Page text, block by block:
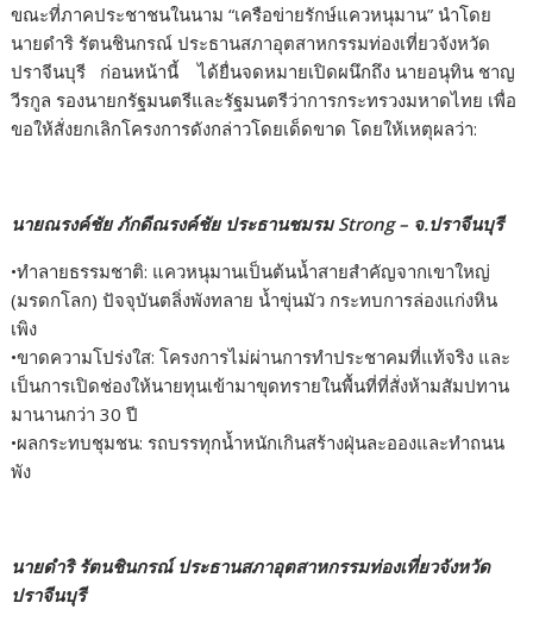
ขณะที่ภาคประชาชนในนาม “เครือข่ายรักษ์แควหนุมาน” นำโดย
นายดำริ รัตนชินกรณ์ ประธานสภาอุตสาหกรรมท่องเที่ยวจังหวัด
ปราจีนบุรี ก่อนหน้านี้ ได้ยื่นจดหมายเปิดผนึกถึง นายอนุทิน ชาญ
วีรกูล รองนายกรัฐมนตรีและรัฐมนตรีว่าการกระทรวงมหาดไทย เพื่อ
ขอให้สั่งยกเลิกโครงการดังกล่าวโดยเด็ดขาด โดยให้เหตุผลว่า:
นายณรงค์ชัย ภักดีณรงค์ชัย ประธานชมรม Strong – จ.ปราจีนบุรี
•ทำลายธรรมชาติ: แควหนุมานเป็นต้นน้ำสายสำคัญจากเขาใหญ่
(มรดกโลก) ปัจจุบันตลิ่งพังทลาย น้ำขุ่นมัว กระทบการล่องแก่งหิน
เพิง
•ขาดความโปร่งใส: โครงการไม่ผ่านการทำประชาคมที่แท้จริง และ
เป็นการเปิดช่องให้นายทุนเข้ามาขุดทรายในพื้นที่ที่สั่งห้ามสัมปทาน
มานานกว่า 30 ปี
•ผลกระทบชุมชน: รถบรรทุกน้ำหนักเกินสร้างฝุ่นละอองและทำถนน
พัง
นายดำริ รัตนชินกรณ์ ประธานสภาอุตสาหกรรมท่องเที่ยวจังหวัด
ปราจีนบุรี